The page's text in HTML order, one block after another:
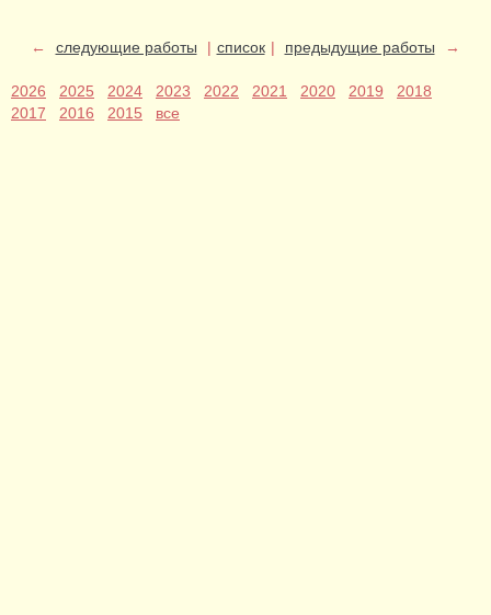
← следующие работы | список | предыдущие работы →
2026 2025 2024 2023 2022 2021 2020 2019
2018
2017
2016 2015 все